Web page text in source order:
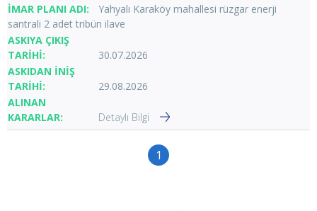
Yahyalı Karaköy mahallesi rüzgar enerji
santrali 2 adet tribün ilave
30.07.2026
29.08.2026
Detaylı Bilgi
1